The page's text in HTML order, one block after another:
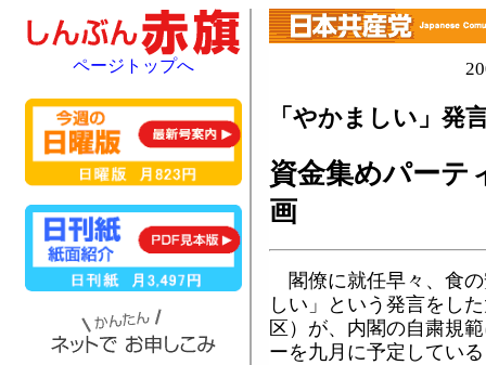
「やかましい」発
資金集めパーテ
画
閣僚に就任早々、食
しい」という発言をし
区）が、内閣の自粛規
ーを九月に予定してい
ページトップへ